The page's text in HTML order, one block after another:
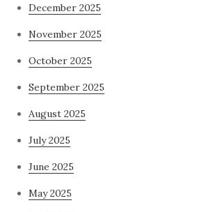
December 2025
November 2025
October 2025
September 2025
August 2025
July 2025
June 2025
May 2025